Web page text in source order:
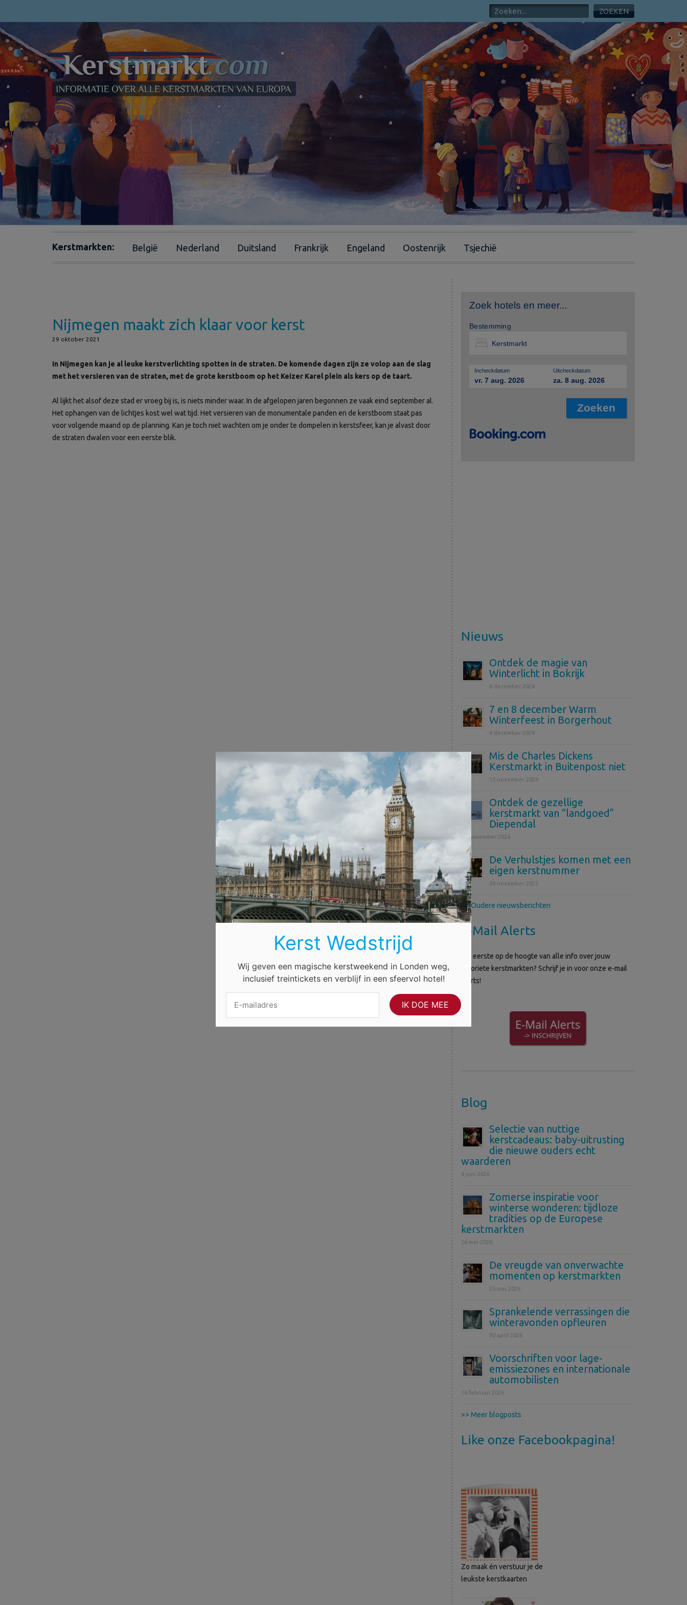
Kerstmarkten: België Nederland Duitsland Frankrijk Engeland Oostenrijk Tsjechië
Nijmegen maakt zich klaar voor kerst
29 oktober 2021
In Nijmegen kan je al leuke kerstverlichting spotten in de straten. De komende dagen zijn ze volop aan de slag
met het versieren van de straten, met de grote kerstboom op het Keizer Karel plein als kers op de taart.
Al lijkt het alsof deze stad er vroeg bij is, is niets minder waar. In de afgelopen jaren begonnen ze vaak eind september al.
Het ophangen van de lichtjes kost wel wat tijd. Het versieren van de monumentale panden en de kerstboom staat pas
voor volgende maand op de planning. Kan je toch niet wachten om je onder te dompelen in kerstsfeer, kan je alvast door
de straten dwalen voor een eerste blik.
Zoek hotels en meer...
Bestemming
Incheckdatum
vr. 7 aug. 2026
Uitcheckdatum
za. 8 aug. 2026
Nieuws
Ontdek de magie van
Winterlicht in Bokrijk
6 december 2024
7 en 8 december Warm
Winterfeest in Borgerhout
4 december 2024
Mis de Charles Dickens
Kerstmarkt in Buitenpost niet
15 november 2024
Ontdek de gezellige
kerstmarkt van “landgoed”
Diependal
12 november 2024
De Verhulstjes komen met een
eigen kerstnummer
30 november 2023
>> Oudere nieuwsberichten
E-Mail Alerts
Als eerste op de hoogte van alle info over jouw
favoriete kerstmarkten? Schrijf je in voor onze e-mail
alerts!
Blog
Selectie van nuttige
kerstcadeaus: baby-uitrusting
die nieuwe ouders echt
waarderen
4 juni 2026
Zomerse inspiratie voor
winterse wonderen: tijdloze
tradities op de Europese
kerstmarkten
26 mei 2026
De vreugde van onverwachte
momenten op kerstmarkten
25 mei 2026
Sprankelende verrassingen die
winteravonden opfleuren
30 april 2026
Voorschriften voor lage-
emissiezones en internationale
automobilisten
16 februari 2026
>> Meer blogposts
Like onze Facebookpagina!
Zo maak én verstuur je de
leukste kerstkaarten
Kerst Wedstrijd
Wij geven een magische kerstweekend in Londen weg,
inclusief treintickets en verblijf in een sfeervol hotel!
×